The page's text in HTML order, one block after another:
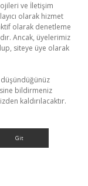
ve İletişim
olarak hizmet
olarak denetleme
Ancak, üyelerimiz
siteye üye olarak
bildirmeniz
kaldırılacaktır.